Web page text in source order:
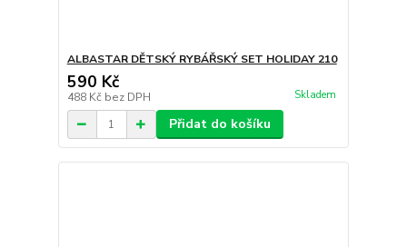
ALBASTAR DĚTSKÝ RYBÁŘSKÝ SET HOLIDAY 210
590 Kč
488 Kč bez DPH Skladem
Přidat do košíku